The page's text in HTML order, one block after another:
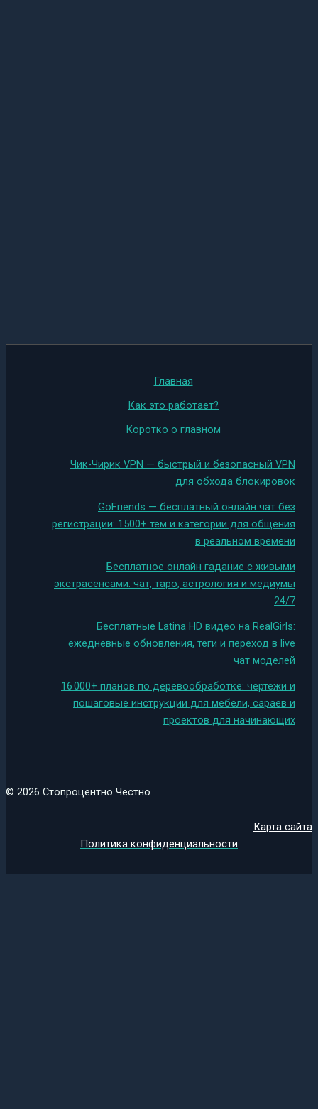
Главная
Как это работает?
Коротко о главном
Чик-Чирик VPN — быстрый и безопасный VPN
для обхода блокировок
GoFriends — бесплатный онлайн чат без
регистрации: 1500+ тем и категории для общения
в реальном времени
Бесплатное онлайн гадание с живыми
экстрасенсами: чат, таро, астрология и медиумы
24/7
Бесплатные Latina HD видео на RealGirls:
ежедневные обновления, теги и переход в live
чат моделей
16 000+ планов по деревообработке: чертежи и
пошаговые инструкции для мебели, сараев и
проектов для начинающих
© 2026 Стопроцентно Честно
Карта сайта
Политика конфиденциальности